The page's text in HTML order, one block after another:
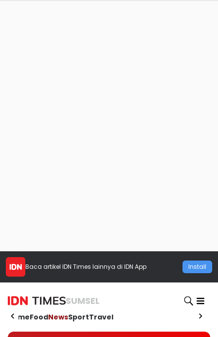
Baca artikel IDN Times lainnya di IDN App Install
SUMSEL
HomeFoodNewsSportTravel